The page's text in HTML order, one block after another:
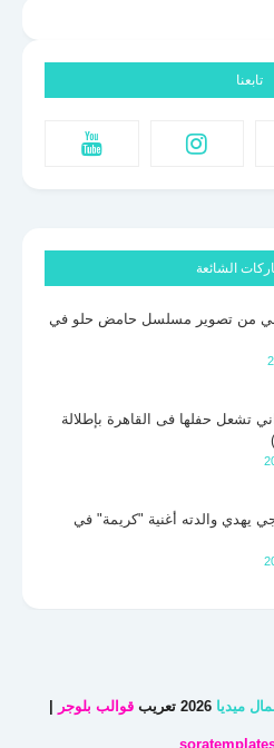
تابعنا
الشائعة
من تصوير مسلسل حامض حلو في
تشعل حفلها فى القاهرة بإطلالة
يهدي والدته أغنية "كريمة" في
ميديا 2026 تعريب قوالب بلوجر